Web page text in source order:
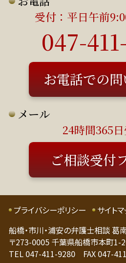
初
平日午後6時まで（
日は応相談）
受付：平日午前
047-
お電話での
メール
24時間365
ご相談受付
プライバシーポリシー
サイト
船橋・市川・浦安の弁護士相談 葛
〒273-0005 千葉県船橋市本町1-
TEL 047-411-9280 FAX 047-